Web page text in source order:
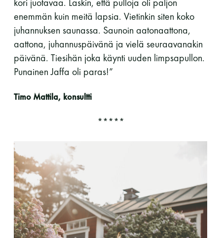
Suomen Saunaseura vaalii perinteisiä, kohteliaita
saunomistapoja, joiden perustana on toisten
saunarauhan kunnioittaminen. Seura vaalii
saunakulttuuria ja pyrkii kehittämään suomalaista
saunaa ja edistämään sitä koskevaa tutkimusta.
enemmän kuin meitä lapsia. Vietinkin siten koko
juhannuksen saunassa. Saunoin aatonaattona,
aattona, juhannuspäivänä ja vielä seuraavanakin
päivänä. Tiesihän joka käynti uuden limpsapullon.
Punainen Jaffa oli paras!”
Timo Mattila, konsultti
*****